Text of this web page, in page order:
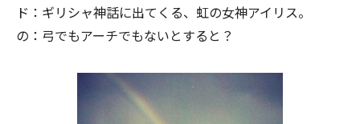
ド：ギリシャ神話に出てくる、虹の女神アイリス。
の：弓でもアーチでもないとすると？